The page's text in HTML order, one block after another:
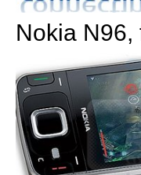
Nokia N96,